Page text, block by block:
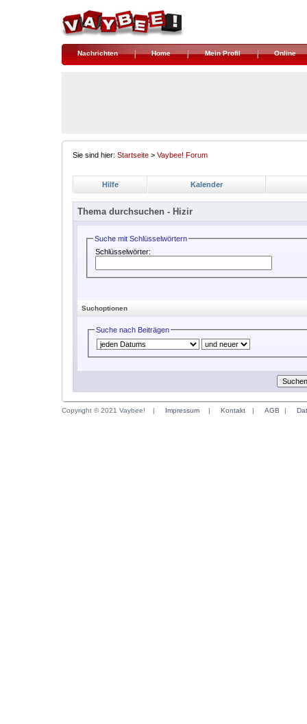
Nachrichten Home Mein Profil Online
Sie sind hier: Startseite > Vaybee! Forum
Hilfe Kalender
Thema durchsuchen - Hizir
Suche mit Schlüsselwörtern
Schlüsselwörter:
Suchoptionen
Suche nach Beiträgen
Copyright © 2021 Vaybee! | Impressum | Kontakt | AGB |